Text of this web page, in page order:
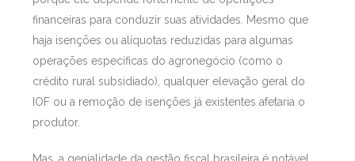
financeiras para conduzir suas atividades. Mesmo que
haja isenções ou alíquotas reduzidas para algumas
operações específicas do agronegócio (como o
crédito rural subsidiado), qualquer elevação geral do
IOF ou a remoção de isenções já existentes afetaria o
produtor.